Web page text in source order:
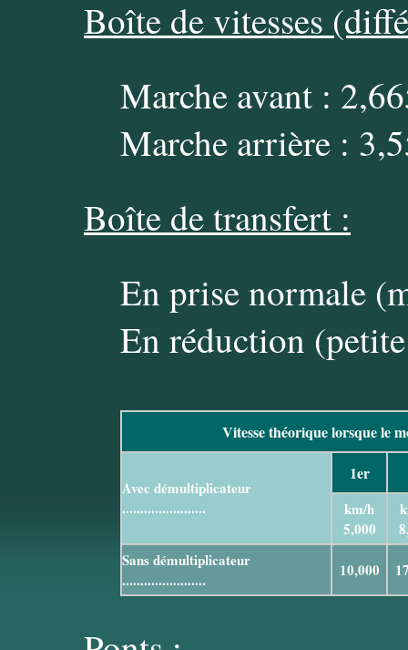
Boîte de vitesses
Marche avant :
Marche arrière :
Boîte de transfert :
En prise normale
En réduction
Vitesse théorique lorsque le
Avec démultiplicateur
.......................
1er
km/h
5,000
Sans démultiplicateur
.......................
10,000